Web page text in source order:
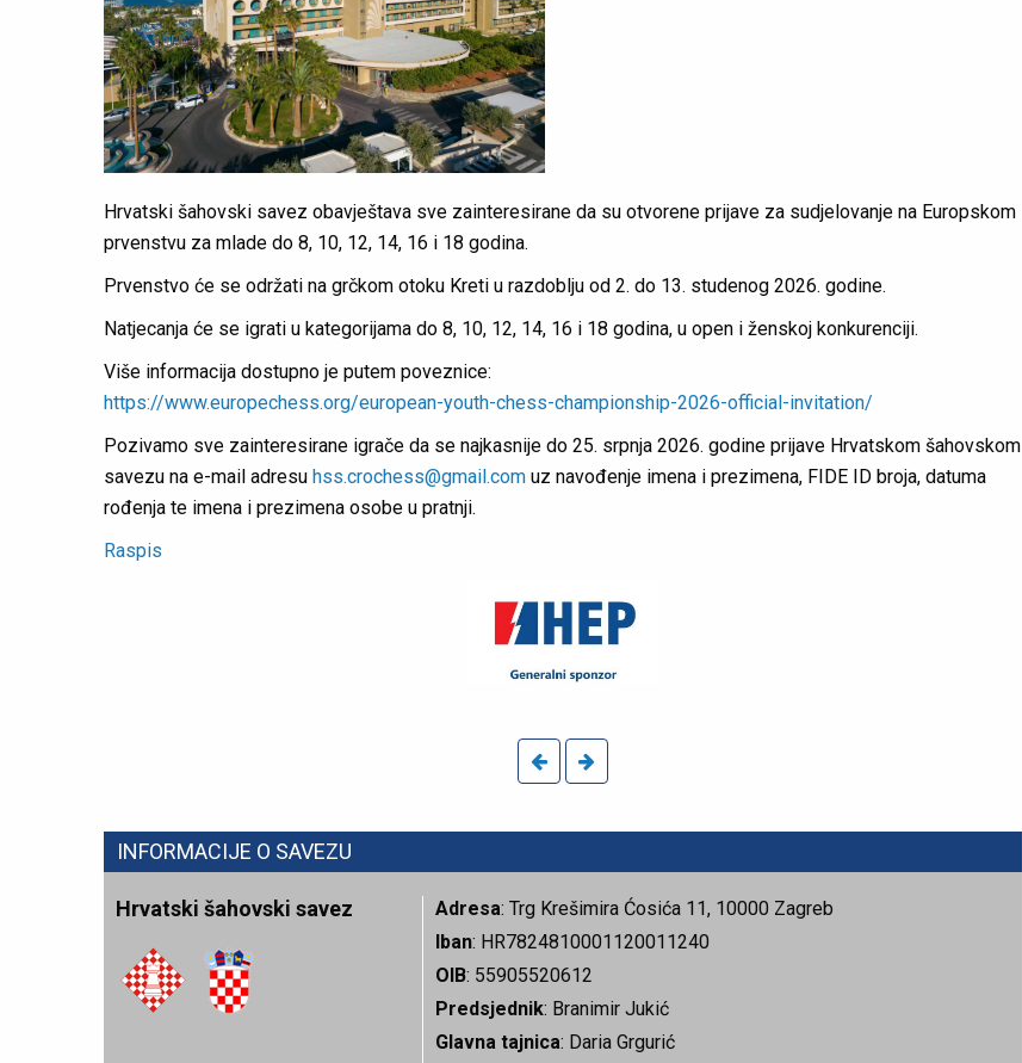
Hrvatski šahovski savez obavještava sve zainteresirane da su otvorene prijave za sudjelovanje na Europskom
prvenstvu za mlade do 8, 10, 12, 14, 16 i 18 godina.
Prvenstvo će se održati na grčkom otoku Kreti u razdoblju od 2. do 13. studenog 2026. godine.
Natjecanja će se igrati u kategorijama do 8, 10, 12, 14, 16 i 18 godina, u open i ženskoj konkurenciji.
Više informacija dostupno je putem poveznice:
https://www.europechess.org/european-youth-chess-championship-2026-official-invitation/
Pozivamo sve zainteresirane igrače da se najkasnije do 25. srpnja 2026. godine prijave Hrvatskom šahovskom
savezu na e-mail adresu hss.crochess@gmail.com uz navođenje imena i prezimena, FIDE ID broja, datuma
rođenja te imena i prezimena osobe u pratnji.
Raspis
INFORMACIJE O SAVEZU
Hrvatski šahovski savez Adresa: Trg Krešimira Ćosića 11, 10000 Zagreb
Iban: HR7824810001120011240
OIB: 55905520612
Predsjednik: Branimir Jukić
Glavna tajnica: Daria Grgurić